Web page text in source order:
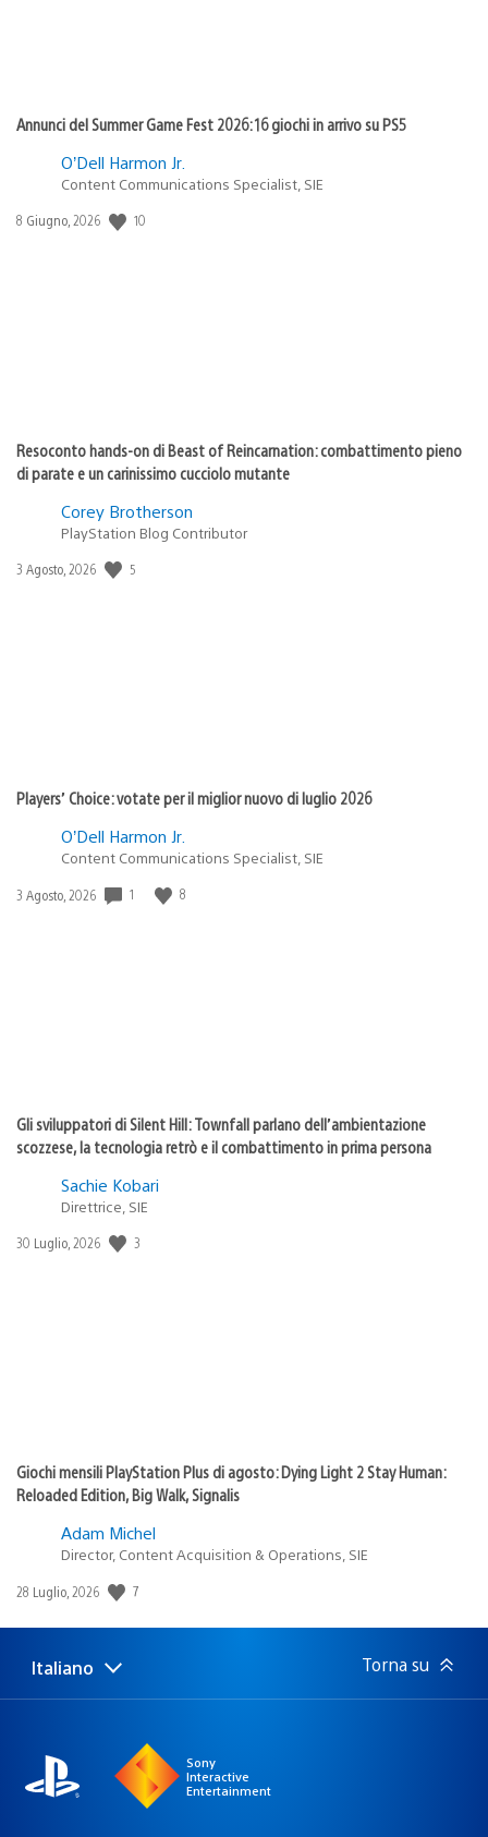
Annunci del Summer Game Fest 2026: 16 giochi in arrivo su PS5
O’Dell Harmon Jr.
Content Communications Specialist, SIE
Data
8 Giugno, 2026 10
Resoconto hands-on di Beast of Reincarnation: combattimento pieno
di parate e un carinissimo cucciolo mutante
Corey Brotherson
PlayStation Blog Contributor
Data
3 Agosto, 2026 5
Players’ Choice: votate per il miglior nuovo di luglio 2026
O’Dell Harmon Jr.
Content Communications Specialist, SIE
Data
3 Agosto, 2026 1 8
Gli sviluppatori di Silent Hill: Townfall parlano dell’ambientazione
scozzese, la tecnologia retrò e il combattimento in prima persona
Sachie Kobari
Direttrice, SIE
Data
30 Luglio, 2026 3
Giochi mensili PlayStation Plus di agosto: Dying Light 2 Stay Human:
Reloaded Edition, Big Walk, Signalis
Adam Michel
Director, Content Acquisition & Operations, SIE
Data
pubblicazione:
28 Luglio, 2026 7
Seleziona
Regione
Italiano Torna su
Sony
Interactive
Entertainment